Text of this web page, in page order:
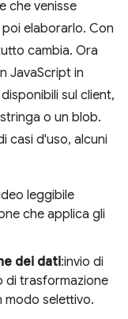
che venisse
elaborarlo. Con
cambia. Ora
JavaScript in
sul client,
o un blob.
casi d'uso, alcuni
leggibile
che applica gli
dei dati:invio di
di trasformazione
modo selettivo.